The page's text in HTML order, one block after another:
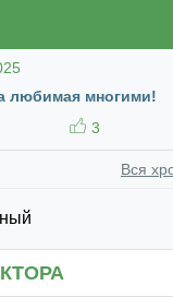
любимая многими!
3
Вся